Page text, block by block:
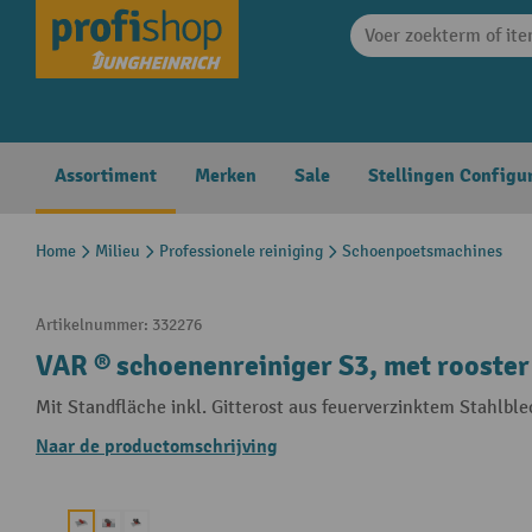
Skip to main navigation
Assortiment Merken Sale Stellingen
Home Milieu Professionele reiniging Schoenpoetsmachines
Artikelnummer: 332276
VAR ® schoenenreiniger S3, met rooster
Mit Standfläche inkl. Gitterost aus feuerverzinktem
Naar de productomschrijving